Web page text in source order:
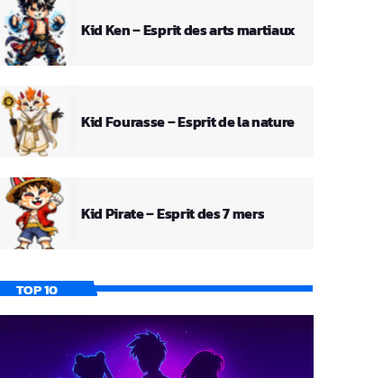
Kid Ken – Esprit des arts martiaux
Kid Fourasse – Esprit de la nature
Kid Pirate – Esprit des 7 mers
TOP 10